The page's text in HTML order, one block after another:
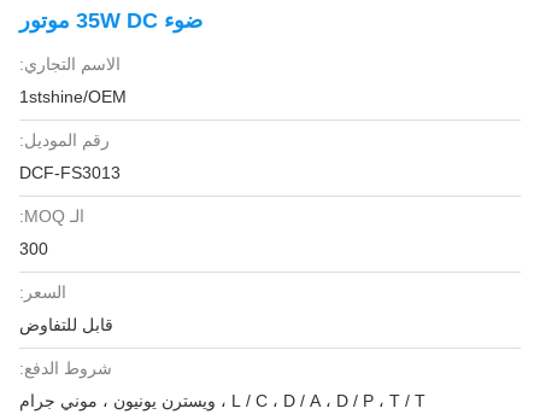
ضوء 35W DC موتور
الاسم التجاري:
1stshine/OEM
رقم الموديل:
DCF-FS3013
الـ MOQ:
300
السعر:
قابل للتفاوض
شروط الدفع:
L / C ، D / A ، D / P ، T / T ، ويسترن يونيون ، موني جرام